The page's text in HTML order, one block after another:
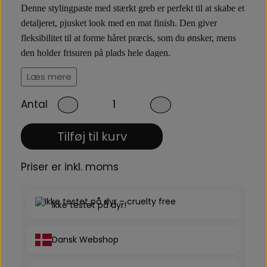
Denne stylingpaste med stærkt greb er perfekt til at skabe et
detaljeret, pjusket look med en mat finish. Den giver
fleksibilitet til at forme håret præcis, som du ønsker, mens
den holder frisuren på plads hele dagen.
Mat hårpaste
Matte Configuration Paste giver et råt og naturligt look med
struktur og bevægelse. Den ikke-fedtende formel gør det let
at fordele produktet i håret, uden at det klistrer eller
efterlader rester. Resultatet er en fleksibel frisure med et tørt,
mat finish, som holder hele dagen.
Professionel stylingpaste
fuld kontrol og et saloninspireret resultat. Den giver et
Læs mere
Antal
Tilføj til kurv
Priser er inkl. moms
Ikke testet på dyr!
Dansk Webshop